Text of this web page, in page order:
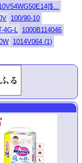
100/90-10
4G-L 1000B114046
1014V064 (1)